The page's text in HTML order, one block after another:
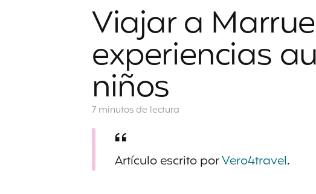
Viajar a
experiencias
niños
7 minutosde lectura
Artículo escrito porVero4travel.